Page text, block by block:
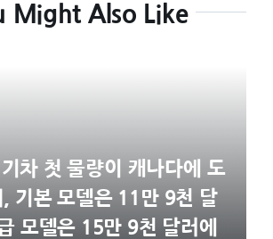
Might Also Like
차 첫 물량이 캐나다에 도
, 기본 모델은 11만 9천 달
모델은 15만 9천 달러에